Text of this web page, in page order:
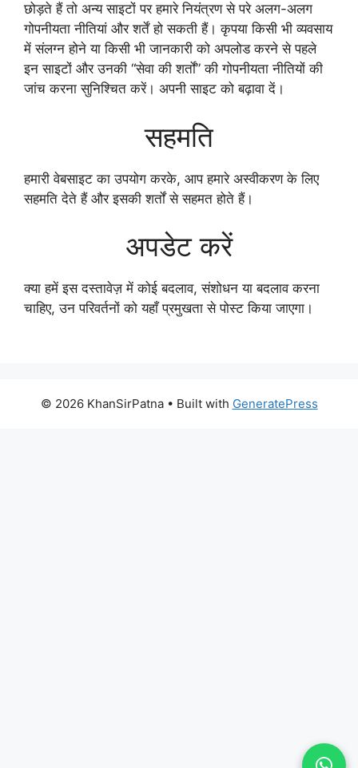
छोड़ते हैं तो अन्य साइटों पर हमारे नियंत्रण से परे अलग-अलग
गोपनीयता नीतियां और शर्तें हो सकती हैं। कृपया किसी भी व्यवसाय
में संलग्न होने या किसी भी जानकारी को अपलोड करने से पहले
इन साइटों और उनकी “सेवा की शर्तों” की गोपनीयता नीतियों की
जांच करना सुनिश्चित करें। अपनी साइट को बढ़ावा दें।
सहमति
हमारी वेबसाइट का उपयोग करके, आप हमारे अस्वीकरण के लिए
सहमति देते हैं और इसकी शर्तों से सहमत होते हैं।
अपडेट करें
क्या हमें इस दस्तावेज़ में कोई बदलाव, संशोधन या बदलाव करना
चाहिए, उन परिवर्तनों को यहाँ प्रमुखता से पोस्ट किया जाएगा।
© 2026 KhanSirPatna• Built with GeneratePress